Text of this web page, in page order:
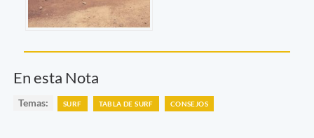
En esta Nota
Temas: SURF TABLA DE SURF CONSEJOS